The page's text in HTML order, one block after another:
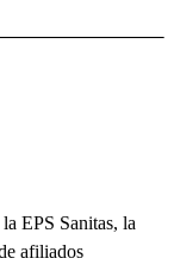
EPS Sanitas, la
afiliados